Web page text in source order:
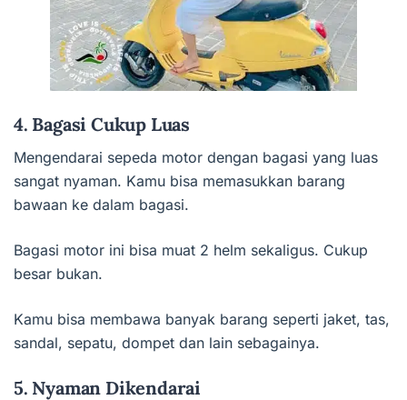
4. Bagasi Cukup Luas
Mengendarai sepeda motor dengan bagasi yang luas
sangat nyaman. Kamu bisa memasukkan barang
bawaan ke dalam bagasi.
Bagasi motor ini bisa muat 2 helm sekaligus. Cukup
besar bukan.
Kamu bisa membawa banyak barang seperti jaket, tas,
sandal, sepatu, dompet dan lain sebagainya.
5. Nyaman Dikendarai